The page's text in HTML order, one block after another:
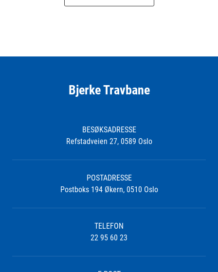
Bjerke Travbane
BESØKSADRESSE
Refstadveien 27, 0589 Oslo
POSTADRESSE
Postboks 194 Økern, 0510 Oslo
TELEFON
22 95 60 23